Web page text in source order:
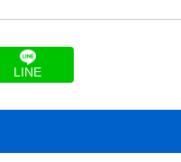
LINE